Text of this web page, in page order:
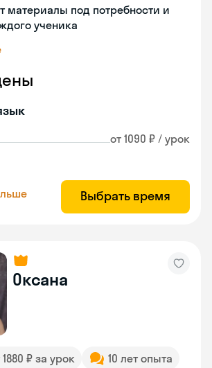
материалы под потребности и
ученика
от 1090 ₽ / урок
Выбрать время
Оксана
1880 ₽ за урок
10 лет опыта